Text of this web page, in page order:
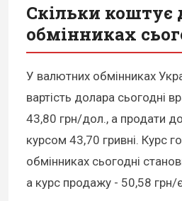
Скільки коштує
обмінниках
У валютних обмінниках
вартість долара сьогодні
43,80 грн/дол., а продати
курсом 43,70 гривні. Курс
обмінниках сьогодні
а курс продажу - 50,58 грн/